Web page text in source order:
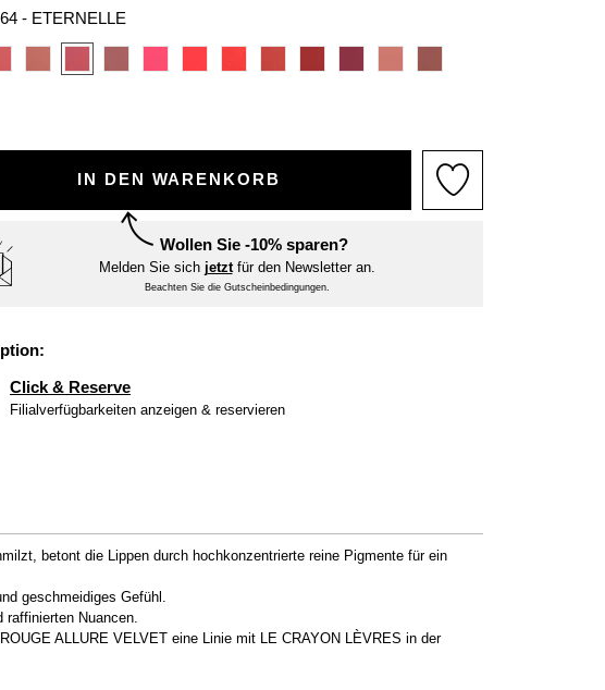
64 - ETERNELLE
IN DEN WARENKORB
Wollen Sie -10% sparen?
Melden Sie sich jetztfür den Newsletter an.
Beachten Sie die Gutscheinbedingungen.
Click & Reserve
Filialverfügbarkeiten anzeigen & reservieren
betont die Lippen durch hochkonzentrierte reine Pigmente für ein
geschmeidiges Gefühl.
Nuancen.
ALLURE VELVET eine Linie mit LE CRAYON LÈVRES in der